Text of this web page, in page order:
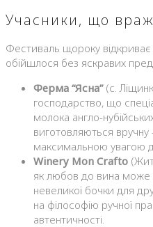
Учасники, що
Фестиваль щороку відкриває
обійшлося без яскравих
Ферма “Ясна”(с.
господарство, що
молока англо-
виготовляються вручну
максимальною увагою
Winery Mon Crafto
як любов до вина може
невеликої бочки для
на філософію ручної
автентичності.